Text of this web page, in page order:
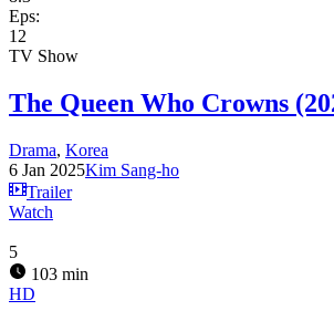
Eps:
12
TV Show
The Queen Who Crowns
Drama, Korea
6 Jan 2025Kim Sang-ho
Trailer
Watch
5
103 min
HD